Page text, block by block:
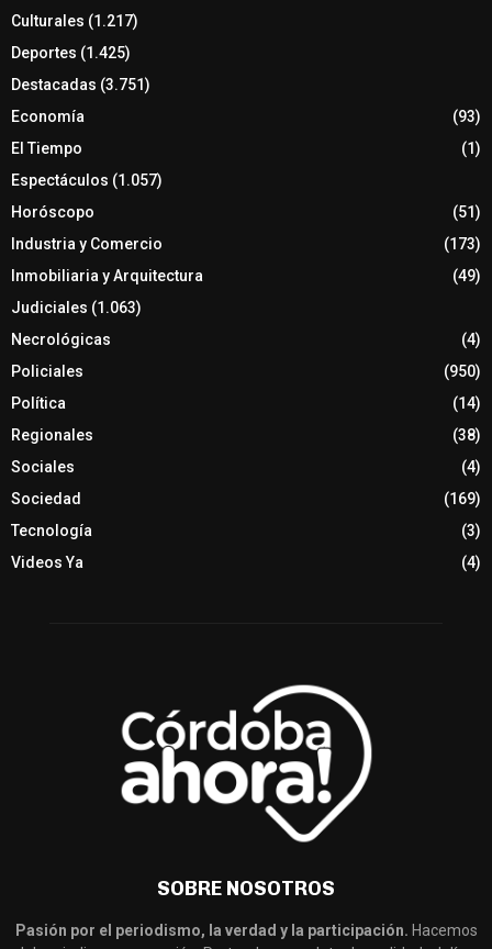
Culturales (1.217)
Deportes (1.425)
Destacadas (3.751)
Economía
(93)
El Tiempo
(1)
Espectáculos (1.057)
Horóscopo
(51)
Industria y Comercio
(173)
Inmobiliaria y Arquitectura
(49)
Judiciales (1.063)
Necrológicas
(4)
Policiales
(950)
Política
(14)
Regionales
(38)
Sociales
(4)
Sociedad
(169)
Tecnología
(3)
Videos Ya
(4)
SOBRE NOSOTROS
Pasión por el periodismo, la verdad y la participación. Hacemos